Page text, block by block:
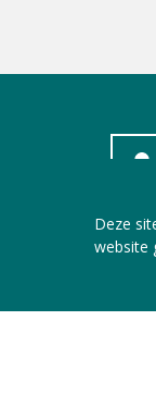
Deze
website